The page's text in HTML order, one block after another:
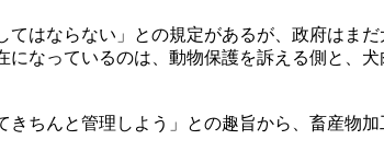
はならない」との規定があるが、政府はま
なっているのは、動物保護を訴える側と、犬
ちんと管理しよう」との趣旨から、畜産物